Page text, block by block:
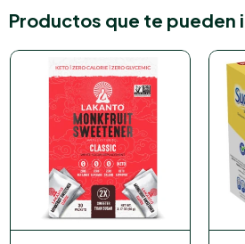
Productos que te pueden